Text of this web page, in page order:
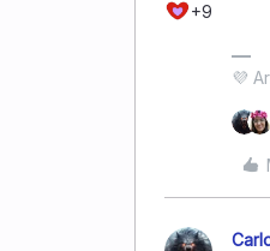
+9
💜